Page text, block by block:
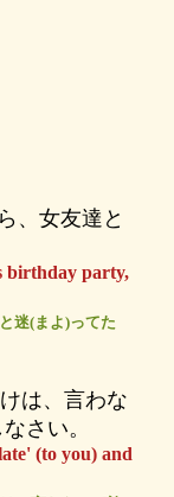
、女友達と
birthday party,
迷(まよ)ってた
は、言わな
さい。
(to you) and